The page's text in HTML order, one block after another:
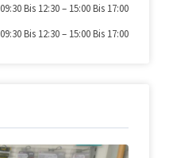
09:30 Bis 12:30– 15:00 Bis 17:00
09:30 Bis 12:30– 15:00 Bis 17:00